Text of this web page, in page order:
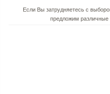
Если Вы затрудняетесь с
предложим различные